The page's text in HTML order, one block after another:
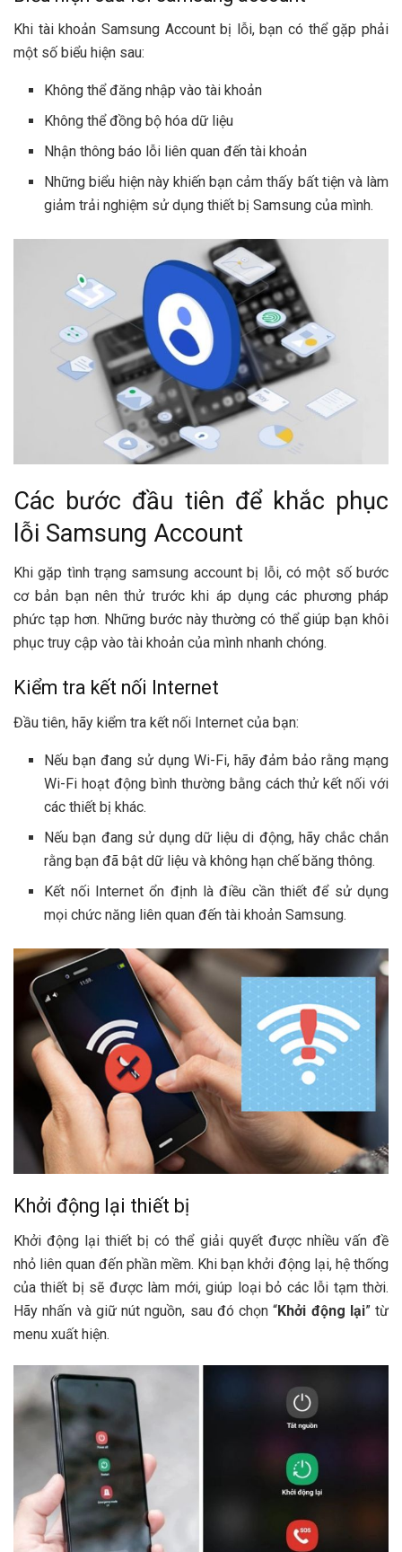
Khi tài khoản Samsung Account bị lỗi, bạn có thể gặp phải
một số biểu hiện sau:
Không thể đăng nhập vào tài khoản
Không thể đồng bộ hóa dữ liệu
Nhận thông báo lỗi liên quan đến tài khoản
Những biểu hiện này khiến bạn cảm thấy bất tiện và làm
giảm trải nghiệm sử dụng thiết bị Samsung của mình.
Các bước đầu tiên để khắc phục
lỗi Samsung Account
Khi gặp tình trạng samsung account bị lỗi, có một số bước
cơ bản bạn nên thử trước khi áp dụng các phương pháp
phức tạp hơn. Những bước này thường có thể giúp bạn khôi
phục truy cập vào tài khoản của mình nhanh chóng.
Kiểm tra kết nối Internet
Đầu tiên, hãy kiểm tra kết nối Internet của bạn:
Nếu bạn đang sử dụng Wi-Fi, hãy đảm bảo rằng mạng
Wi-Fi hoạt động bình thường bằng cách thử kết nối với
các thiết bị khác.
Nếu bạn đang sử dụng dữ liệu di động, hãy chắc chắn
rằng bạn đã bật dữ liệu và không hạn chế băng thông.
Kết nối Internet ổn định là điều cần thiết để sử dụng
mọi chức năng liên quan đến tài khoản Samsung.
Khởi động lại thiết bị
Khởi động lại thiết bị có thể giải quyết được nhiều vấn đề
nhỏ liên quan đến phần mềm. Khi bạn khởi động lại, hệ thống
của thiết bị sẽ được làm mới, giúp loại bỏ các lỗi tạm thời.
Hãy nhấn và giữ nút nguồn, sau đó chọn “Khởi động lại” từ
menu xuất hiện.